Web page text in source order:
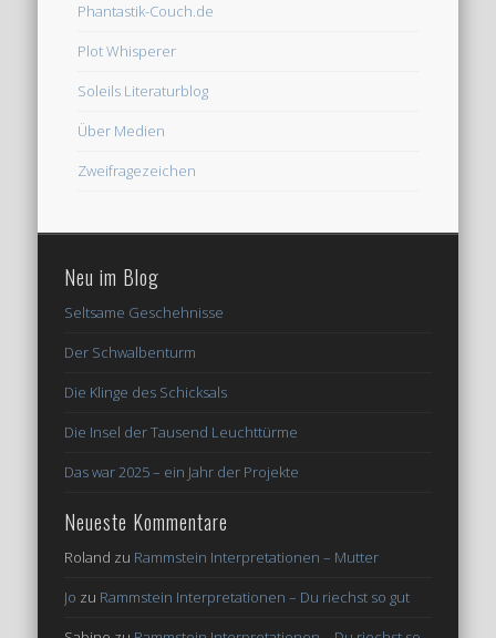
Phantastik-Couch.de
Plot Whisperer
Soleils Literaturblog
Über Medien
Zweifragezeichen
Neu im Blog
Seltsame Geschehnisse
Der Schwalbenturm
Die Klinge des Schicksals
Die Insel der Tausend Leuchttürme
Das war 2025 – ein Jahr der Projekte
Neueste Kommentare
Roland zu Rammstein Interpretationen – Mutter
Jo zu Rammstein Interpretationen – Du riechst so gut